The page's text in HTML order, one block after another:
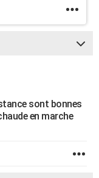
sont bonnes
en marche